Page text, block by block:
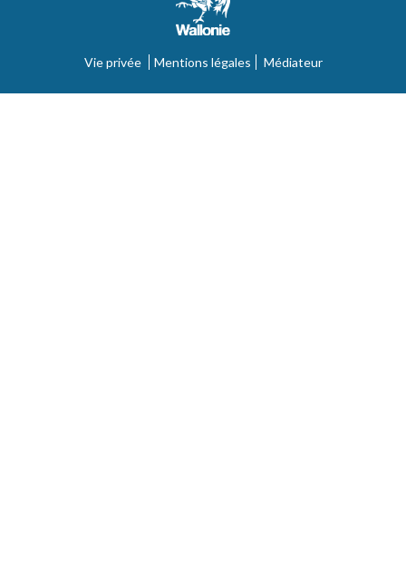
Vie privée Mentions légales Médiateur